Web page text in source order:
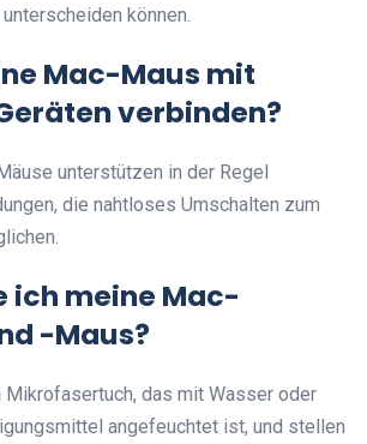
können.
Mac-Maus mit
verbinden?
unterstützen in der Regel
die nahtloses Umschalten zum
ich meine Mac-
-Maus?
Mikrofasertuch, das mit Wasser oder
angefeuchtet ist, und stellen